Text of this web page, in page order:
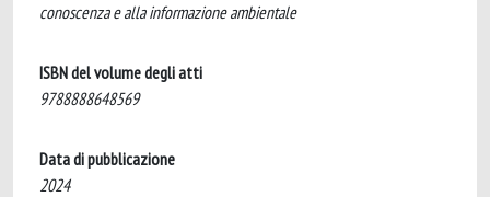
conoscenza e alla informazione ambientale
ISBN del volume degli atti
9788888648569
Data di pubblicazione
2024